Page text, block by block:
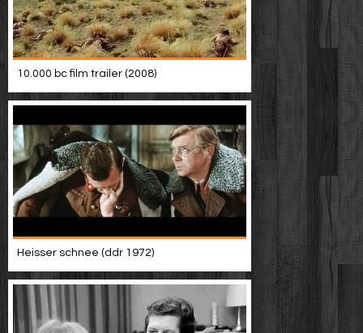
10.000 bc film trailer (2008)
Heisser schnee (ddr 1972)